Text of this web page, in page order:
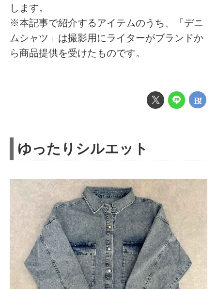
します。
※本記事で紹介するアイテムのうち、「デニ
ムシャツ」は撮影用にライターがブランドか
ら商品提供を受けたものです。
ゆったりシルエット